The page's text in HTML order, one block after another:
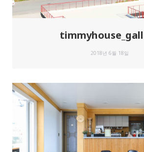
2018년 6월 18일